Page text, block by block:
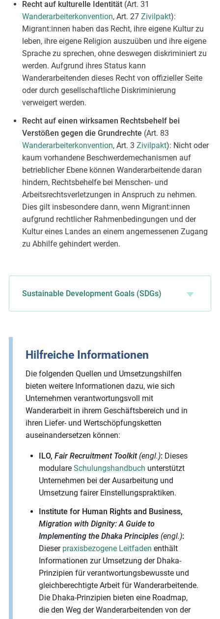
Recht auf kulturelle Identität (Art. 31
Wanderarbeiterkonvention, Art. 27 Zivilpakt):
Migrant:innen haben das Recht, ihre eigene Kultur zu
leben, ihre eigene Religion auszuüben und ihre eigene
Sprache zu sprechen, ohne deswegen diskriminiert zu
werden. Aufgrund ihres Status kann
Wanderarbeitenden dieses Recht von offizieller Seite
oder durch gesellschaftliche Diskriminierung
verweigert werden.
Recht auf einen wirksamen Rechtsbehelf bei
Verstößen gegen die Grundrechte (Art. 83
Wanderarbeiterkonvention, Art. 3 Zivilpakt): Nicht oder
kaum vorhandene Beschwerdemechanismen auf
betrieblicher Ebene können Wanderarbeitende daran
hindern, Rechtsbehelfe bei Menschen- und
Arbeitsrechtsverletzungen in Anspruch zu nehmen.
Dies gilt insbesondere dann, wenn Migrant:innen
aufgrund rechtlicher Rahmenbedingungen und der
Kultur eines Landes an einem angemessenen Zugang
zu Abhilfe gehindert werden.
Sustainable Development Goals (SDGs)
Hilfreiche Informationen
Die folgenden Quellen und Umsetzungshilfen
bieten weitere Informationen dazu, wie sich
Unternehmen verantwortungsvoll mit
Wanderarbeit in ihrem Geschäftsbereich und in
ihren Liefer- und Wertschöpfungsketten
auseinandersetzen können:
ILO, Fair Recruitment Toolkit (engl.): Dieses
modulare Schulungshandbuch unterstützt
Unternehmen bei der Ausarbeitung und
Umsetzung fairer Einstellungspraktiken.
Institute for Human Rights and Business,
Migration with Dignity: A Guide to
Implementing the Dhaka Principles (engl.):
Dieser praxisbezogene Leitfaden enthält
Informationen zur Umsetzung der Dhaka-
Prinzipien für verantwortungsbewusste und
gleichberechtigte Arbeit für Wanderarbeitende.
Die Dhaka-Prinzipien bieten eine Roadmap,
die den Weg der Wanderarbeitenden von der